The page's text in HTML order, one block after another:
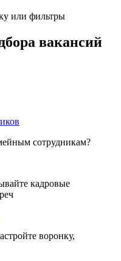
или фильтры
вакансий
сотрудникам?
кадровые
воронку,